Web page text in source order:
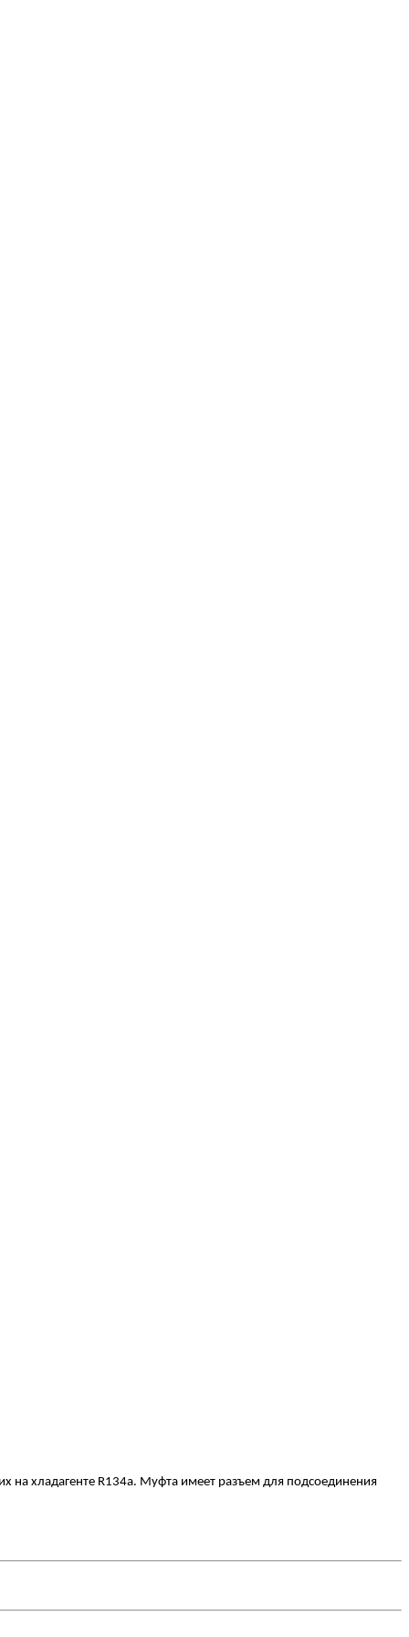
хладагенте R134a. Муфта имеет разъем для подсоединения